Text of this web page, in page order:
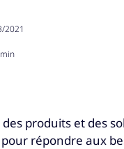
2021
produits et des
répondre aux